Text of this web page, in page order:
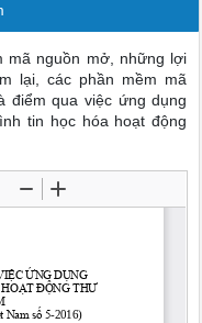
mã nguồn mở, những lợi
lại, các phần mềm mã
điểm qua việc ứng dụng
tin học hóa hoạt động